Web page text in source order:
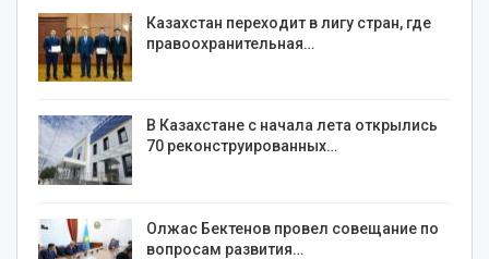
Казахстан переходит в лигу стран, где
правоохранительная…
В Казахстане с начала лета открылись
70 реконструированных…
Олжас Бектенов провел совещание по
вопросам развития…